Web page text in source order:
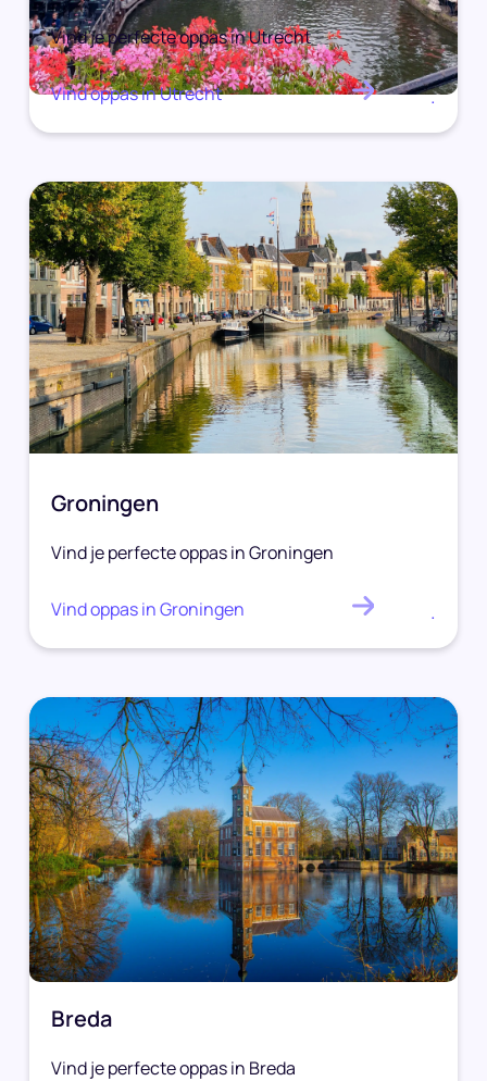
Vind je perfecte oppas in Utrecht
Vind oppas in Utrecht .
Groningen
Vind je perfecte oppas in Groningen
Vind oppas in Groningen .
Breda
Vind je perfecte oppas in Breda